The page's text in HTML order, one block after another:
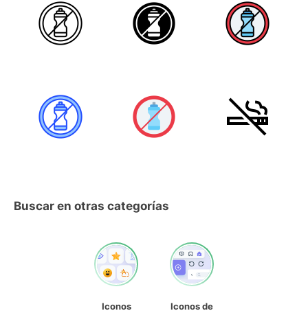
Buscar en otras categorías
Iconos
Iconos de